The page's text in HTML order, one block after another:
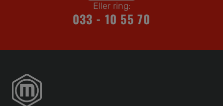
Eller ring:
033 - 10 55 70